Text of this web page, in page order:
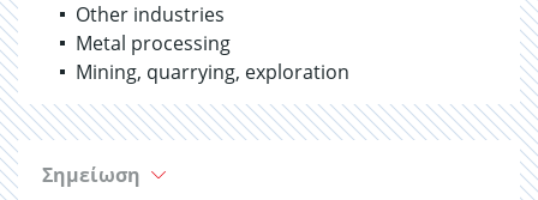
Other industries
Metal processing
Mining, quarrying, exploration
Σημείωση